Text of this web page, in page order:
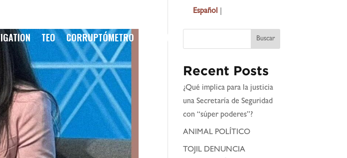
Español
TEO CORRUPTÓMETRO CONTACT Buscar
Recent Posts
¿Qué implica para la justicia
una Secretaría de Seguridad
con “súper poderes”?
ANIMAL POLÍTICO
TOJIL DENUNCIA